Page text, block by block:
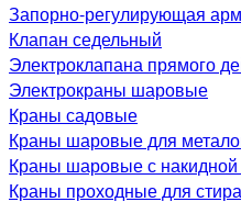
Запорно-регулирующая
Клапан седельный
Электроклапана прямого
Электрокраны шаровые
Краны садовые
Краны шаровые для
Краны шаровые с накидной
Краны проходные для